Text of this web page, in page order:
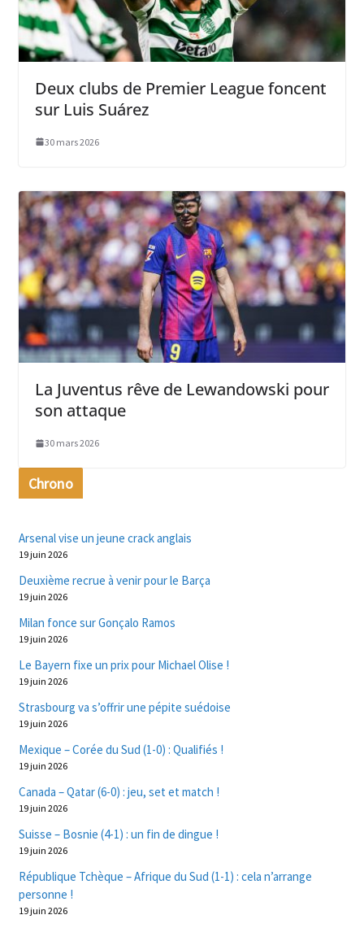
Deux clubs de Premier League foncent
sur Luis Suárez
30 mars 2026
La Juventus rêve de Lewandowski pour
son attaque
30 mars 2026
Chrono
Arsenal vise un jeune crack anglais
19 juin 2026
Deuxième recrue à venir pour le Barça
19 juin 2026
Milan fonce sur Gonçalo Ramos
19 juin 2026
Le Bayern fixe un prix pour Michael Olise !
19 juin 2026
Strasbourg va s’offrir une pépite suédoise
19 juin 2026
Mexique – Corée du Sud (1-0) : Qualifiés !
19 juin 2026
Canada – Qatar (6-0) : jeu, set et match !
19 juin 2026
Suisse – Bosnie (4-1) : un fin de dingue !
19 juin 2026
République Tchèque – Afrique du Sud (1-1) : cela n’arrange
personne !
19 juin 2026